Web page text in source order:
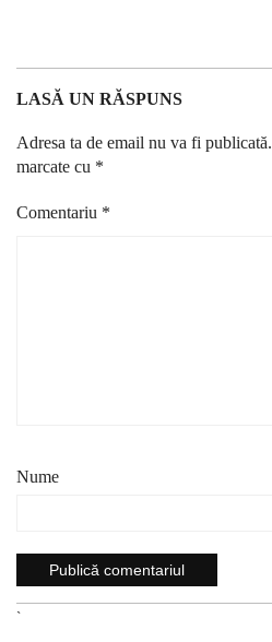
LASĂ UN RĂSPUNS
Adresa ta de email nu va fi publicată.
marcate cu *
Comentariu *
Nume
`